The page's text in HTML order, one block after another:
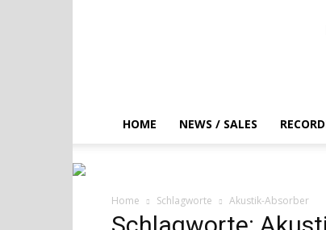
HOME NEWS / SALES
Home Schlagworte Akustik-Absorber